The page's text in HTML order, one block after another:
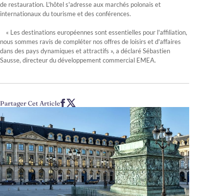
de restauration. L'hôtel s'adresse aux marchés polonais et
internationaux du tourisme et des conférences.
« Les destinations européennes sont essentielles pour l'affiliation,
nous sommes ravis de compléter nos offres de loisirs et d'affaires
dans des pays dynamiques et attractifs », a déclaré Sébastien
Sausse, directeur du développement commercial EMEA.
Partager Cet Article